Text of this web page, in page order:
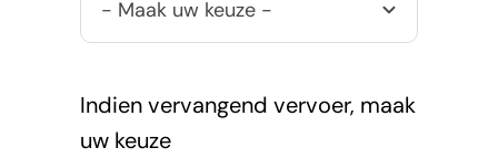
Indien vervangend vervoer, maak
uw keuze